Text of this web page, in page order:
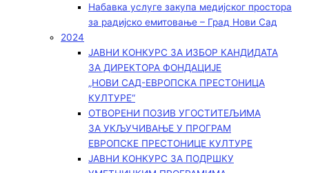
Набавка услуге закупа медијског простора
за радијско емитовање – Град Нови Сад
2024
ЈАВНИ КОНКУРС ЗА ИЗБОР КАНДИДАТА
ЗА ДИРЕКТОРА ФОНДАЦИЈЕ
„НОВИ САД-ЕВРОПСКА ПРЕСТОНИЦА
КУЛТУРЕ“
ОТВОРЕНИ ПОЗИВ УГОСТИТЕЉИМА
ЗА УКЉУЧИВАЊЕ У ПРОГРАМ
ЕВРОПСКЕ ПРЕСТОНИЦЕ КУЛТУРЕ
ЈАВНИ КОНКУРС ЗА ПОДРШКУ